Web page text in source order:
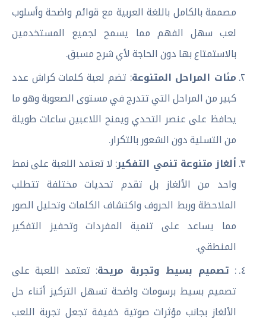
مصممة بالكامل باللغة العربية مع قوائم واضحة وأسلوب
لعب سهل الفهم مما يسمح لجميع المستخدمين
بالاستمتاع بها دون الحاجة لأي شرح مسبق.
مئات المراحل المتنوعة: تضم لعبة كلمات كراش عدد
كبير من المراحل التي تتدرج في مستوى الصعوبة وهو ما
يحافظ على عنصر التحدي ويمنح اللاعبين ساعات طويلة
من التسلية دون الشعور بالتكرار.
ألغاز متنوعة تنمي التفكير: لا تعتمد اللعبة على نمط
واحد من الألغاز بل تقدم تحديات مختلفة تتطلب
الملاحظة وربط الحروف واكتشاف الكلمات وتحليل الصور
مما يساعد على تنمية المفردات وتحفيز التفكير
المنطقي.
: تصميم بسيط وتجربة مريحة: تعتمد اللعبة على
تصميم بسيط برسومات واضحة تسهل التركيز أثناء حل
الألغاز بجانب مؤثرات صوتية خفيفة تجعل تجربة اللعب